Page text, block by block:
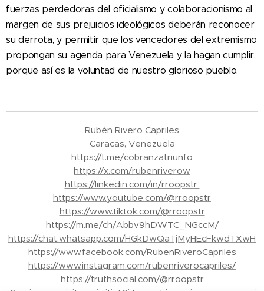
fuerzas perdedoras del oficialismo y colaboracionismo al
margen de sus prejuicios ideológicos deberán reconocer
su derrota, y permitir que los vencedores del extremismo
propongan su agenda para Venezuela y la hagan cumplir,
porque así es la voluntad de nuestro glorioso pueblo.
Rubén Rivero Capriles
Caracas, Venezuela
https://t.me/cobranzatriunfo
https://x.com/rubenriverow
https://linkedin.com/in/rroopstr
https://www.youtube.com/@rroopstr
https://www.tiktok.com/@rroopstr
https://m.me/ch/Abbv9hDWTC_NGccM/
https://chat.whatsapp.com/HGkDwQaTjMyHEcFkwdTXwH
https://www.facebook.com/RubenRiveroCapriles
https://www.instagram.com/rubenriverocapriles/
https://truthsocial.com/@rroopstr